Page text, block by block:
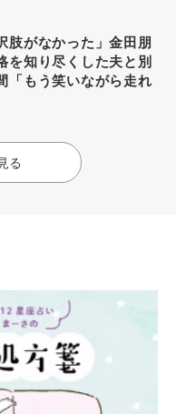
肢がなかった」金田朋
を知り尽くした夫と別
「もう笑いながら走れ
る